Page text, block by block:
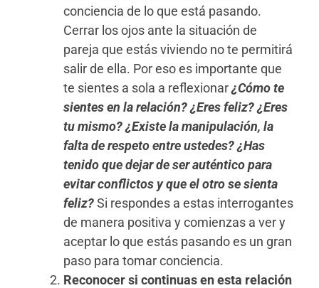
conciencia de lo que está pasando.
Cerrar los ojos ante la situación de
pareja que estás viviendo no te permitirá
salir de ella. Por eso es importante que
te sientes a sola a reflexionar¿Cómo te
sientes en la relación? ¿Eres feliz? ¿Eres
tu mismo? ¿Existe la manipulación, la
falta de respeto entre ustedes? ¿Has
tenido que dejar de ser auténtico para
evitar conflictos y que el otro se sienta
feliz?Si respondes a estas interrogantes
de manera positiva y comienzas a ver y
aceptar lo que estás pasando es un gran
paso para tomar conciencia.
Reconocer si continuas en esta relación